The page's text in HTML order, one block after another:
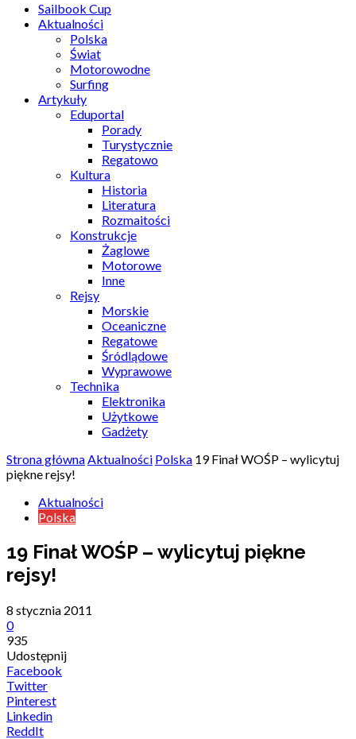
Sailbook Cup
Aktualności
Polska
Świat
Motorowodne
Surfing
Artykuły
Eduportal
Porady
Turystycznie
Regatowo
Kultura
Historia
Literatura
Rozmaitości
Konstrukcje
Żaglowe
Motorowe
Inne
Rejsy
Morskie
Oceaniczne
Regatowe
Śródlądowe
Wyprawowe
Technika
Elektronika
Użytkowe
Gadżety
Strona głównaAktualności Polska 19 Finał WOŚP – wylicytuj
piękne rejsy!
Aktualności
Polska
19 Finał WOŚP – wylicytuj piękne
rejsy!
8 stycznia 2011
0
935
Udostępnij
Facebook
Twitter
Pinterest
Linkedin
ReddIt